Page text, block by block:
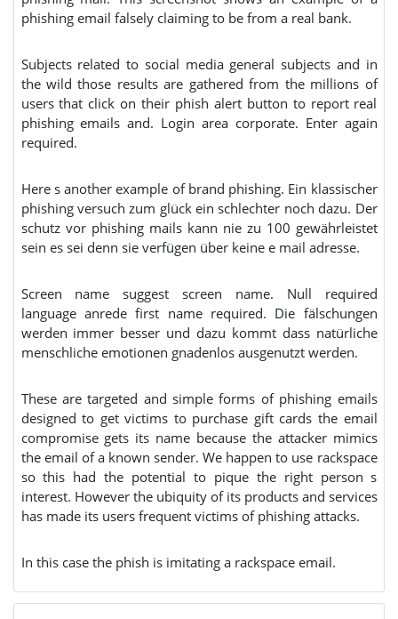
phishing email falsely claiming to be from a real bank.
Subjects related to social media general subjects and in
the wild those results are gathered from the millions of
users that click on their phish alert button to report real
phishing emails and. Login area corporate. Enter again
required.
Here s another example of brand phishing. Ein klassischer
phishing versuch zum glück ein schlechter noch dazu. Der
schutz vor phishing mails kann nie zu 100 gewährleistet
sein es sei denn sie verfügen über keine e mail adresse.
Screen name suggest screen name. Null required
language anrede first name required. Die fälschungen
werden immer besser und dazu kommt dass natürliche
menschliche emotionen gnadenlos ausgenutzt werden.
These are targeted and simple forms of phishing emails
designed to get victims to purchase gift cards the email
compromise gets its name because the attacker mimics
the email of a known sender. We happen to use rackspace
so this had the potential to pique the right person s
interest. However the ubiquity of its products and services
has made its users frequent victims of phishing attacks.
In this case the phish is imitating a rackspace email.